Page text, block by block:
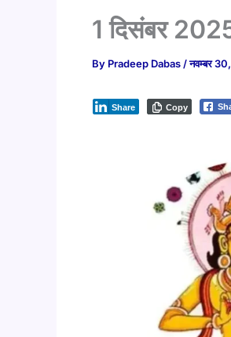
1 दिसंबर
By Pradeep Dabas /नवम्बर
Share Copy